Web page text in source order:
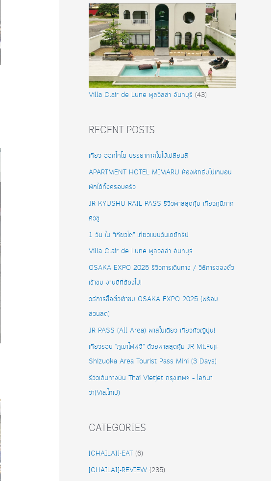
Villa Clair de Lune พูลวิลล่า จันทบุรี (43)
RECENT POSTS
เที่ยว ฮอกไกโด บรรยากาศใบไม้เปลี่ยนสี
APARTMENT HOTEL MIMARU ห้องพักธีมโปเกมอน
พักได้ทั้งครอบครัว
JR KYUSHU RAIL PASS รีวิวพาสสุดคุ้ม เที่ยวภูมิภาค
คิวชู
1 วัน ใน “เกียวโต” เที่ยวแบบวันเดย์ทริป
Villa Clair de Lune พูลวิลล่า จันทบุรี
OSAKA EXPO 2025 รีวิวการเดินทาง / วิธีการจองตั๋ว
เข้าชม งานดีที่ต้องไป!
วิธีการซื้อตั๋วเข้าชม OSAKA EXPO 2025 (พร้อม
ส่วนลด)
JR PASS (All Area) พาสใบเดียว เที่ยวทั่วญี่ปุ่น!
เที่ยวรอบ “ภูเขาไฟฟูจิ” ด้วยพาสสุดคุ้ม JR Mt.Fuji-
Shizuoka Area Tourist Pass Mini (3 Days)
รีวิวเส้นทางบิน Thai Vietjet กรุงเทพฯ – โอกินา
ว่า(Via.ไทเป)
CATEGORIES
[CHAILAI]-EAT (6)
[CHAILAI]-REVIEW (235)